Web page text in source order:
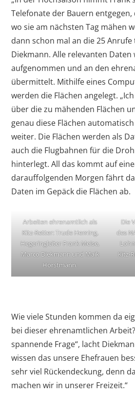
Telefonate der Bauern
wo sie am nächsten Tag mähen
dann schon mal an die 25 Anrufe
Diekmann. Alle relevanten Daten
aufgenommen und an den
übermittelt. Mithilfe eines
werden die Flächen angelegt.
über die zu mähenden Flächen
genau diese Flächen
weiter. Die Flächen werden als
auch die Flugbahnen für die
hinterlegt. All das kommt auf
darauffolgenden Morgen fährt
Daten im Gepäck die Flächen ab.
Arbeiten ehrenamtlich als
Kitz-Retter: Trude Heming,
Hegeringleiter Frank Meise,
Marco Diekmann und Maik
Horstmann.
Die
des
Kitz-
Wie viele Stunden kommen da
bei dieser ehrenamtlichen
spannende Frage“, lacht
wissen das unsere Ehefrauen
sehr viel Rückendeckung, denn
machen wir in unserer Freizeit.“